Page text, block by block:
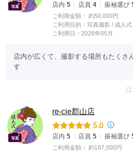
店内 5 店員 4 振袖選び
ご利用金額： 約50,000円
ご利用目的： 写真撮影 / 成人式
ご利用日：2026年05月
店内が広くて、撮影する場所もたくさ
す
re-cie郡山店
5.0
店内 5 店員 5 振袖選び
ご利用金額： 約187,000円